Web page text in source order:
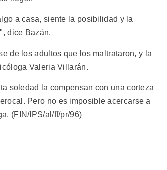
a casa, siente la posibilidad y la
dice Bazán.
de los adultos que los maltrataron, y la
Valeria Villarán.
soledad la compensan con una corteza
Pero no es imposible acercarse a
(FIN/IPS/al/ff/pr/96)